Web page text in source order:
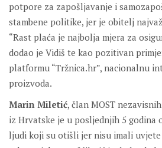
potpore za zapošljavanje i
stambene politike, jer je obitelj
“Rast plaća je najbolja mjera za
dodao je Vidiš te kao pozitivan
platformu “Tržnica.hr”, nacionalnu
proizvoda.
Marin Miletić, član MOST
iz Hrvatske je u posljednjih 5 godina
ljudi koji su otišli jer nisu imali